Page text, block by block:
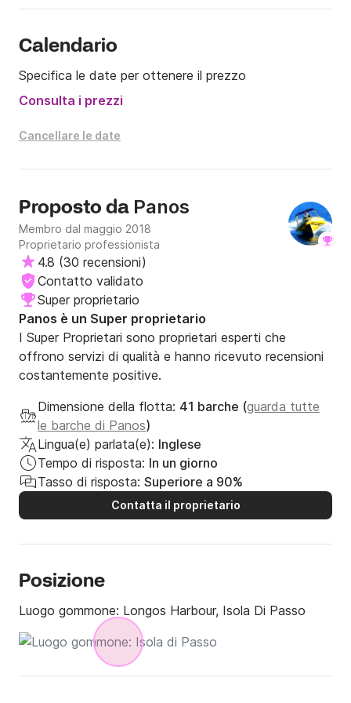
La barca richiede una patente.
Extra:
- Skipper 120 euro al giorno
ionica desideri su richiesta e con un costo aggiuntivo
Sentiti libero di inviarci un messaggio al Click&Boat se
sei interessato!
Calendario
Specifica le date per ottenere il prezzo
Consulta i prezzi
Cancellare le date
Proposto da Panos
Membro dal maggio 2018
Proprietario professionista
4.8 (30 recensioni)
Contatto validato
Super proprietario
Panos è un Super proprietario
I Super Proprietari sono proprietari esperti che
offrono servizi di qualità e hanno ricevuto recensioni
costantemente positive.
Dimensione della flotta: 41 barche (guarda tutte
le barche di Panos)
Lingua(e) parlata(e): Inglese
Tempo di risposta: In un giorno
Tasso di risposta: Superiore a 90%
Contatta il proprietario
Posizione
Luogo gommone: Longos Harbour, Isola Di Passo